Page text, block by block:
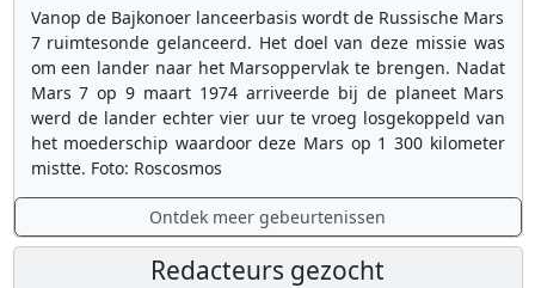
Vanop de Bajkonoer lanceerbasis wordt de Russische Mars
7 ruimtesonde gelanceerd. Het doel van deze missie was
om een lander naar het Marsoppervlak te brengen. Nadat
Mars 7 op 9 maart 1974 arriveerde bij de planeet Mars
werd de lander echter vier uur te vroeg losgekoppeld van
het moederschip waardoor deze Mars op 1 300 kilometer
mistte. Foto: Roscosmos
Ontdek meer gebeurtenissen
Redacteurs gezocht